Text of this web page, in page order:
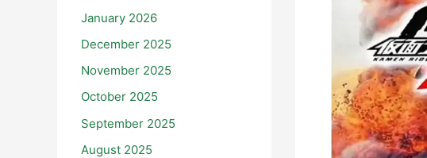
January 2026
December 2025
November 2025
October 2025
September 2025
August 2025